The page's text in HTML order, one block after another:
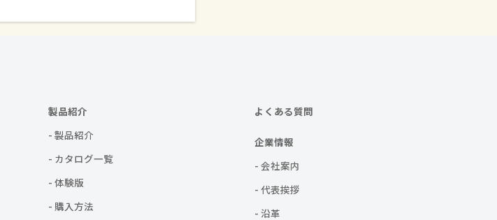
製品紹介
- 製品紹介
- カタログ一覧
- 体験版
- 購入方法
よくある質問
企業情報
- 会社案内
- 代表挨拶
- 沿革